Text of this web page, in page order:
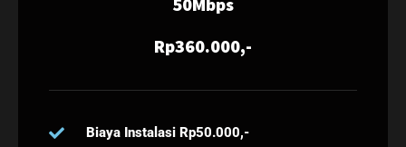
Rp360.000,-
Biaya Instalasi Rp50.000,-